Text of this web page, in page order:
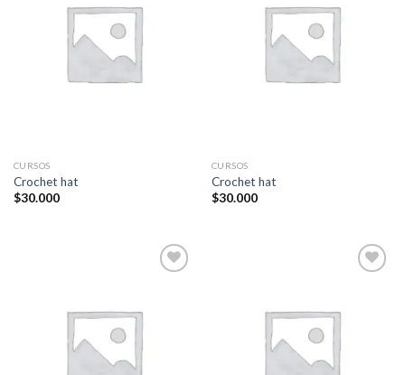
CURSOS
Crochet hat
$30.000
CURSOS
Crochet hat
$30.000